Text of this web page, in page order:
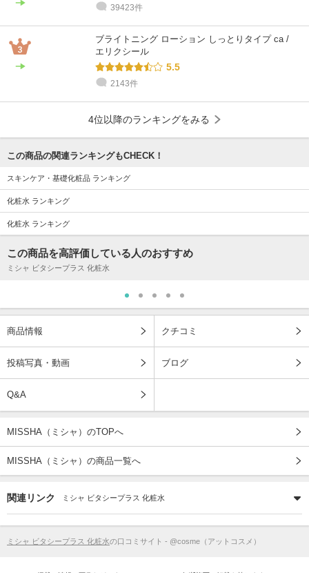
39423件
ブライトニング ローション しっとりタイプ ca /
エリクシール
5.5
2143件
4位以降のランキングをみる
この商品の関連ランキングもCHECK！
スキンケア・基礎化粧品 ランキング
化粧水 ランキング
化粧水 ランキング
この商品を高評価している人のおすすめ
ミシャ ビタシープラス 化粧水
商品情報 クチコミ
投稿写真・動画 ブログ
Q&A
MISSHA（ミシャ）のTOPへ
MISSHA（ミシャ）の商品一覧へ
関連リンク ミシャ ビタシープラス 化粧水
ミシャ ビタシープラス 化粧水の口コミサイト - @cosme（アットコスメ）